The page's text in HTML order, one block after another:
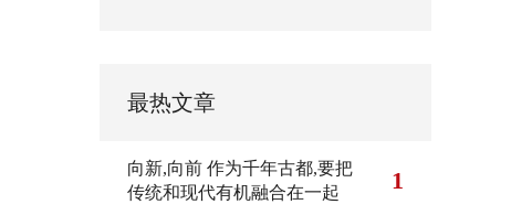
最热文章
向新,向前 作为千年古都,要把
传统和现代有机融合在一起
1